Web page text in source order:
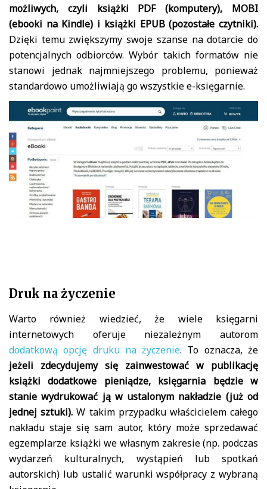
możliwych, czyli książki PDF (komputery), MOBI
(ebooki na Kindle) i książki EPUB (pozostałe czytniki).
Dzięki temu zwiększymy swoje szanse na dotarcie do
potencjalnych odbiorców. Wybór takich formatów nie
stanowi jednak najmniejszego problemu, ponieważ
standardowo umożliwiają go wszystkie e-księgarnie.
Druk na życzenie
Warto również wiedzieć, że wiele księgarni
internetowych oferuje niezależnym autorom
dodatkową opcję druku na życzenie. To oznacza, że
jeżeli zdecydujemy się zainwestować w publikację
książki dodatkowe pieniądze, księgarnia będzie w
stanie wydrukować ją w ustalonym nakładzie (już od
jednej sztuki). W takim przypadku właścicielem całego
nakładu staje się sam autor, który może sprzedawać
egzemplarze książki we własnym zakresie (np. podczas
wydarzeń kulturalnych, wystąpień lub spotkań
autorskich) lub ustalić warunki współpracy z wybraną